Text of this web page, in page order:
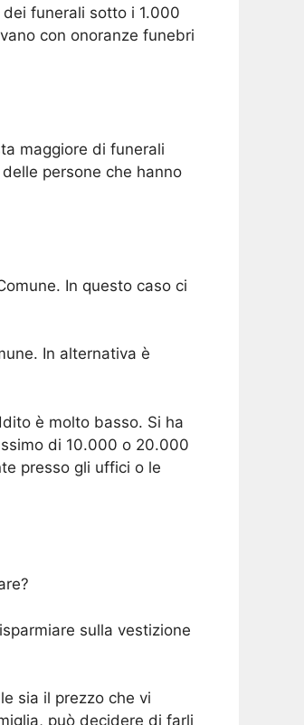
funerali sotto i 1.000
con onoranze funebri
maggiore di funerali
persone che hanno
In questo caso ci
In alternativa è
è molto basso. Si ha
di 10.000 o 20.000
presso gli uffici o le
sulla vestizione
sia il prezzo che vi
può decidere di farli